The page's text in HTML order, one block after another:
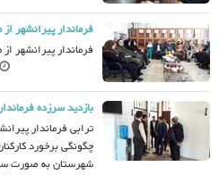
فرماندار پیرانشهر
فرماندار پیرانشهر
بازدید سرزده
ترابی فرماندار
چگونگی برخورد
شهرستان به صورت